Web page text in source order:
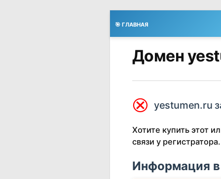
🎯 ГЛАВНАЯ
Домен
⮿ yestumen.ru
Хотите купить этот
связи у регистратора.
Информация в